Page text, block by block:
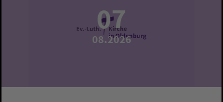
07
08.2026